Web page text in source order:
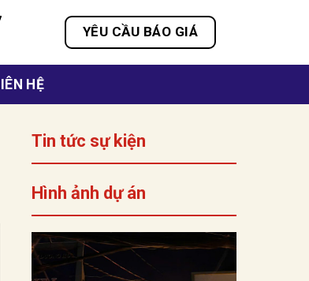
YÊU CẦU BÁO GIÁ
HỆ
Tin tức sự kiện
Hình ảnh dự án